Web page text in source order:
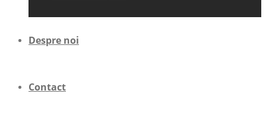
Despre noi
Contact